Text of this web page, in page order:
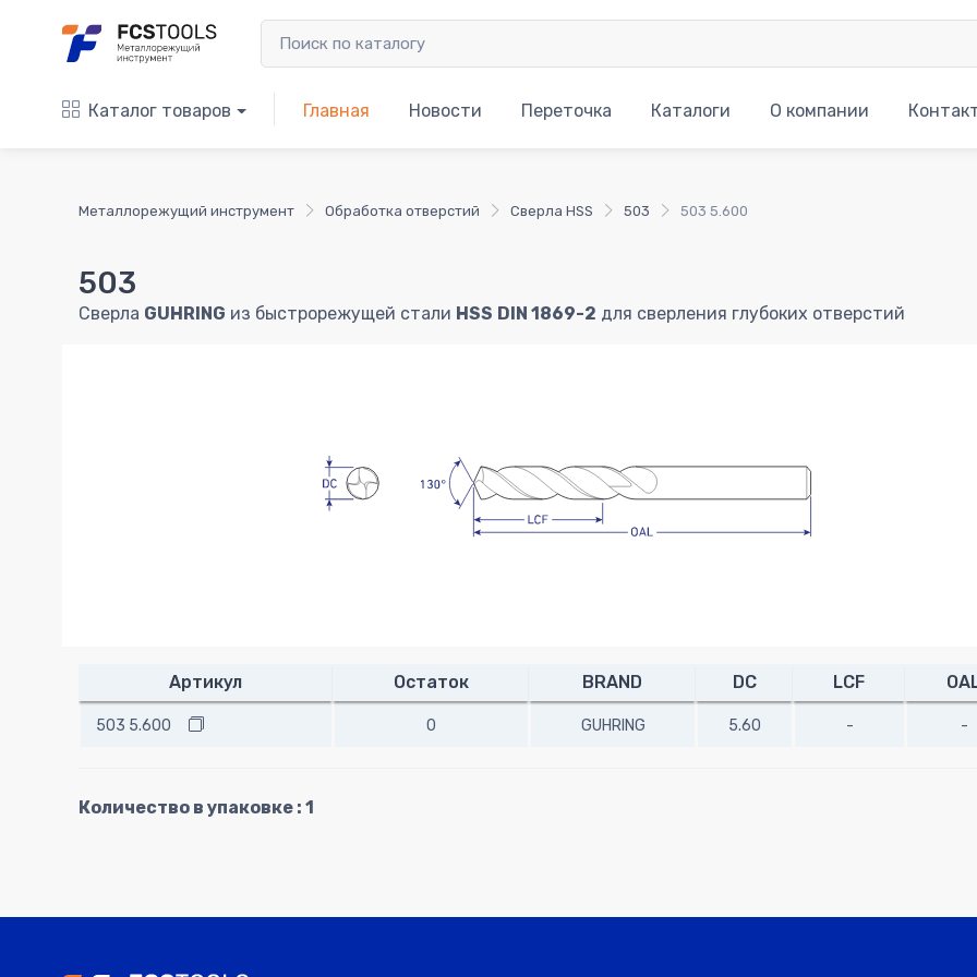
Каталог товаров Главная Новости Переточка Каталоги О компании
Металлорежущий инструмент Обработка отверстий Сверла HSS 503 503 5.600
503
Сверла GUHRING из быстрорежущей стали HSS DIN 1869-2 для сверления глубоких отверстий
Артикул Остаток BRAND DC LCF
503 5.600 0 GUHRING 5.60 - -
Количество в упаковке : 1